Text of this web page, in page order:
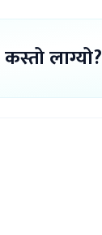
लाग्यो?